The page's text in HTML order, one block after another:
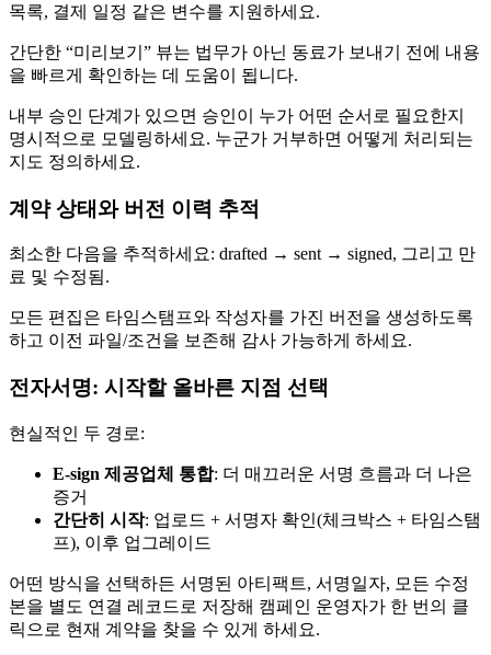
목록, 결제 일정 같은 변수를 지원하세요.
간단한 “미리보기” 뷰는 법무가 아닌 동료가 보내기 전에 내용
을 빠르게 확인하는 데 도움이 됩니다.
내부 승인 단계가 있으면 승인이 누가 어떤 순서로 필요한지
명시적으로 모델링하세요. 누군가 거부하면 어떻게 처리되는
지도 정의하세요.
계약 상태와 버전 이력 추적
최소한 다음을 추적하세요: drafted → sent → signed, 그리고 만
료 및 수정됨.
모든 편집은 타임스탬프와 작성자를 가진 버전을 생성하도록
하고 이전 파일/조건을 보존해 감사 가능하게 하세요.
전자서명: 시작할 올바른 지점 선택
현실적인 두 경로:
E-sign 제공업체 통합: 더 매끄러운 서명 흐름과 더 나은
증거
간단히 시작: 업로드 + 서명자 확인(체크박스 + 타임스탬
프), 이후 업그레이드
어떤 방식을 선택하든 서명된 아티팩트, 서명일자, 모든 수정
본을 별도 연결 레코드로 저장해 캠페인 운영자가 한 번의 클
릭으로 현재 계약을 찾을 수 있게 하세요.